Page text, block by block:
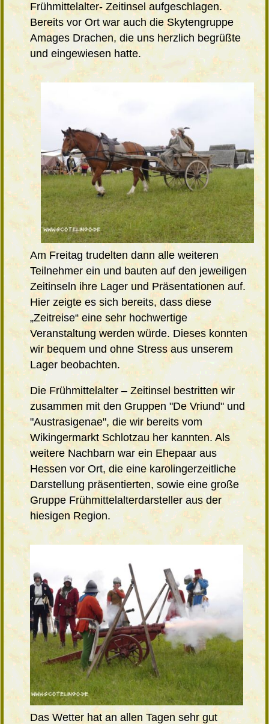
Frühmittelalter- Zeitinsel aufgeschlagen.
Bereits vor Ort war auch die Skytengruppe
Amages Drachen, die uns herzlich begrüßte
und eingewiesen hatte.
Am Freitag trudelten dann alle weiteren
Teilnehmer ein und bauten auf den jeweiligen
Zeitinseln ihre Lager und Präsentationen auf.
Hier zeigte es sich bereits, dass diese
„Zeitreise“ eine sehr hochwertige
Veranstaltung werden würde. Dieses konnten
wir bequem und ohne Stress aus unserem
Lager beobachten.
Die Frühmittelalter – Zeitinsel bestritten wir
zusammen mit den Gruppen "De Vriund" und
"Austrasigenae", die wir bereits vom
Wikingermarkt Schlotzau her kannten. Als
weitere Nachbarn war ein Ehepaar aus
Hessen vor Ort, die eine karolingerzeitliche
Darstellung präsentierten, sowie eine große
Gruppe Frühmittelalterdarsteller aus der
hiesigen Region.
Das Wetter hat an allen Tagen sehr gut